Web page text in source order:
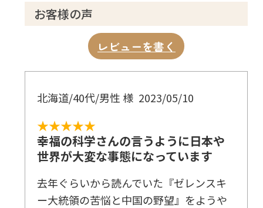
お客様の声
レビューを書く
北海道/40代/男性 様 2023/05/10
★★★★★
幸福の科学さんの言うように日本や
世界が大変な事態になっています
去年ぐらいから読んでいた『ゼレンスキ
ー大統領の苦悩と中国の野望』をようや